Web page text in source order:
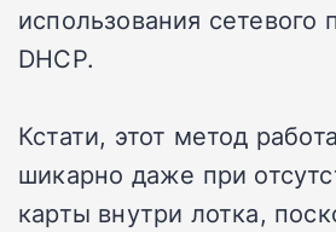
использования сетевого
DHCP.
Кстати, этот метод
шикарно даже при
карты внутри лотка,